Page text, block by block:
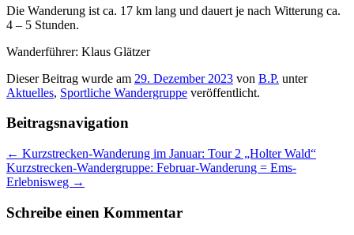
Die Wanderung ist ca. 17 km lang und dauert je nach Witterung ca.
4 – 5 Stunden.
Wanderführer: Klaus Glätzer
Dieser Beitrag wurde am 29. Dezember 2023 von B.P. unter
Aktuelles, Sportliche Wandergruppe veröffentlicht.
Beitragsnavigation
← Kurzstrecken-Wanderung im Januar: Tour 2 „Holter Wald“
Kurzstrecken-Wandergruppe: Februar-Wanderung = Ems-
Erlebnisweg →
Schreibe einen Kommentar